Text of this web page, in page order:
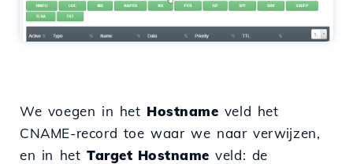
We voegen in het Hostname veld het
CNAME-record toe waar we naar verwijzen,
en in het Target Hostname veld: de